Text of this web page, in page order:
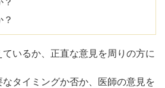
いるか、正直な意見を周りの方に
タイミングか否か、医師の意見を